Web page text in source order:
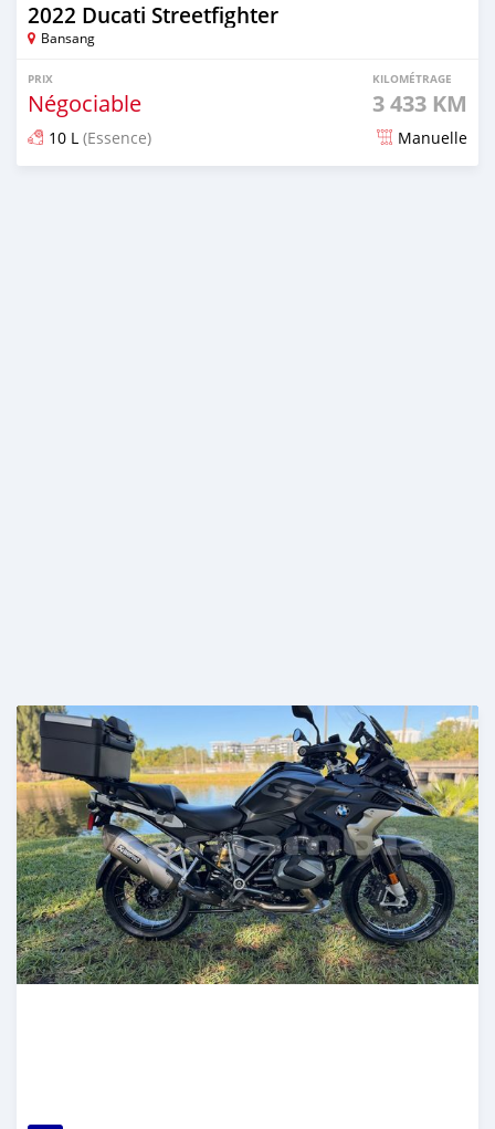
2022 Ducati Streetfighter
Bansang
PRIX
Négociable
KILOMÉTRAGE
3 433 KM
10 L (Essence) Manuelle